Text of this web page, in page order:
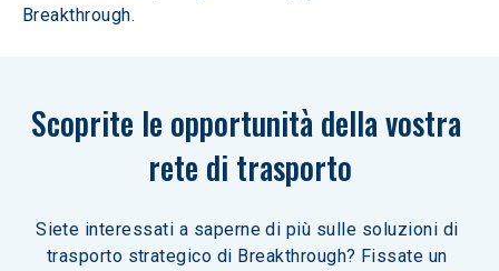
Breakthrough.
Scoprite le opportunità della vostra
rete di trasporto
Siete interessati a saperne di più sulle soluzioni di
trasporto strategico di Breakthrough? Fissate un